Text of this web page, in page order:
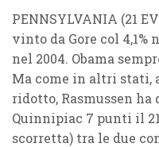
PENNSYLVANIA (21
vinto da Gore col 4,1%
nel 2004. Obama
Ma come in altri stati,
ridotto, Rasmussen ha
Quinnipiac 7 punti il
scorretta) tra le due